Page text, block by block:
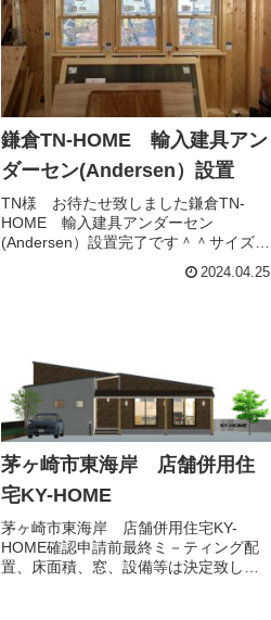
鎌倉TN-HOME 輸入建具アン
ダーセン(Andersen）設置
TN様 お待たせ致しました鎌倉TN-
HOME 輸入建具アンダーセン
(Andersen）設置完了です＾＾サイズ違
DH 縦長のDH ワイドDH枠の外側は
2024.04.25
茅ヶ崎市東海岸 店舗併用住
宅KY-HOME
茅ヶ崎市東海岸 店舗併用住宅KY-
HOME確認申請前最終ミ－ティング配
置、床面積、窓、設備等は決定致しま